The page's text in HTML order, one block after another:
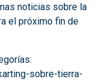
noticias sobre la
el próximo fin de
sobre-tierra-